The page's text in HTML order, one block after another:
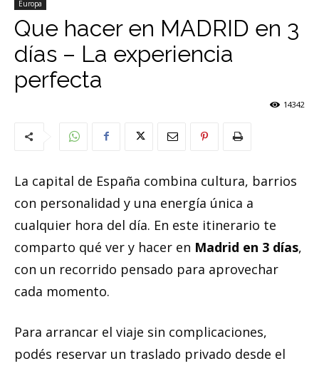
Europa
Que hacer en MADRID en 3
días – La experiencia
perfecta
14342
La capital de España combina cultura, barrios
con personalidad y una energía única a
cualquier hora del día. En este itinerario te
comparto qué ver y hacer en Madrid en 3 días,
con un recorrido pensado para aprovechar
cada momento.
Para arrancar el viaje sin complicaciones,
podés reservar un traslado privado desde el